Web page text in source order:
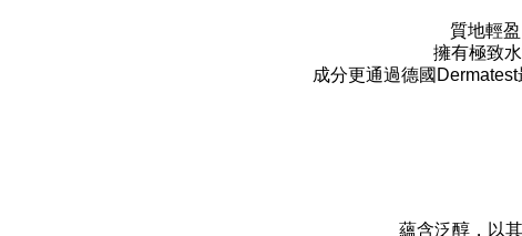
質地輕
擁有極致
成分更通過德國
蘊含泛醇，以